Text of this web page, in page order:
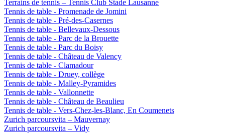
Terrains de tennis – Tennis Club Stade Lausanne
Tennis de table - Promenade de Jomini
Tennis de table - Pré-des-Casernes
Tennis de table - Bellevaux-Dessous
Tennis de table - Parc de la Brouette
Tennis de table - Parc du Boisy
Tennis de table - Château de Valency
Tennis de table - Clamadour
Tennis de table - Druey, collège
Tennis de table - Malley-Pyramides
Tennis de table - Vallonnette
Tennis de table - Château de Beaulieu
Tennis de table - Vers-Chez-les-Blanc, En Coumenets
Zurich parcoursvita – Mauvernay
Zurich parcoursvita – Vidy